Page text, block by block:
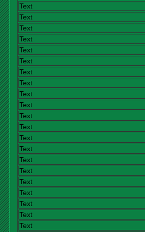
Text
Text
Text
Text
Text
Text
Text
Text
Text
Text
Text
Text
Text
Text
Text
Text
Text
Text
Text
Text
Text